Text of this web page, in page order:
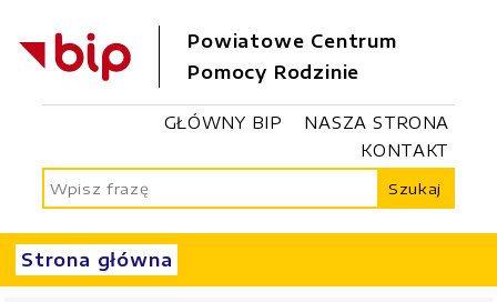
Powiatowe Centrum
Pomocy Rodzinie
GŁÓWNY BIP
NASZA STRONA
KONTAKT
Szukaj
Strona główna